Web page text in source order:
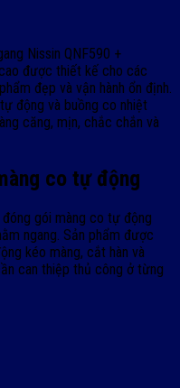
Nissin QNF590 +
được thiết kế cho các
đẹp và vận hành ổn định.
động và buồng co nhiệt
căng, mịn, chắc chắn và
co tự động
gói màng co tự động
ngang. Sản phẩm được
kéo màng, cắt hàn và
can thiệp thủ công ở từng